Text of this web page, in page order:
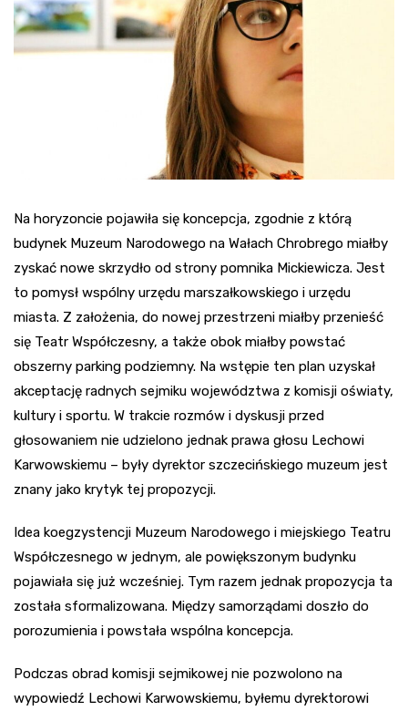
Na horyzoncie pojawiła się koncepcja, zgodnie z którą
budynek Muzeum Narodowego na Wałach Chrobrego miałby
zyskać nowe skrzydło od strony pomnika Mickiewicza. Jest
to pomysł wspólny urzędu marszałkowskiego i urzędu
miasta. Z założenia, do nowej przestrzeni miałby przenieść
się Teatr Współczesny, a także obok miałby powstać
obszerny parking podziemny. Na wstępie ten plan uzyskał
akceptację radnych sejmiku województwa z komisji oświaty,
kultury i sportu. W trakcie rozmów i dyskusji przed
głosowaniem nie udzielono jednak prawa głosu Lechowi
Karwowskiemu – były dyrektor szczecińskiego muzeum jest
znany jako krytyk tej propozycji.
Idea koegzystencji Muzeum Narodowego i miejskiego Teatru
Współczesnego w jednym, ale powiększonym budynku
pojawiała się już wcześniej. Tym razem jednak propozycja ta
została sformalizowana. Między samorządami doszło do
porozumienia i powstała wspólna koncepcja.
Podczas obrad komisji sejmikowej nie pozwolono na
wypowiedź Lechowi Karwowskiemu, byłemu dyrektorowi